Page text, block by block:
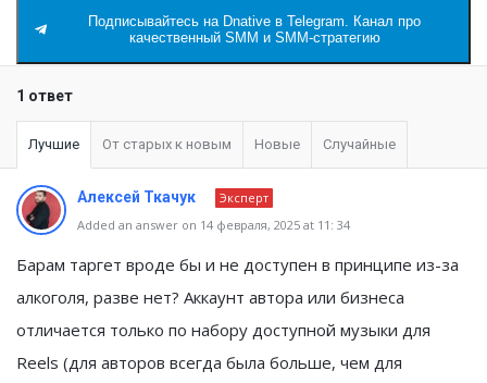
Подписывайтесь на Dnative в Telegram. Канал про
качественный SMM и SMM-стратегию
1 ответ
Лучшие От старых к новым Новые Случайные
Алексей Ткачук
Эксперт
Added an answer on 14 февраля, 2025 at 11: 34
Барам таргет вроде бы и не доступен в принципе из-за
алкоголя, разве нет? Аккаунт автора или бизнеса
отличается только по набору доступной музыки для
Reels (для авторов всегда была больше, чем для